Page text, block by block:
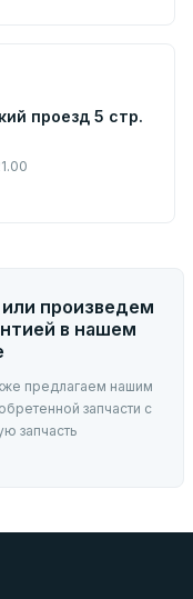
проезд 5 стр.
или произведем
в нашем
предлагаем нашим
запчасти с
запчасть